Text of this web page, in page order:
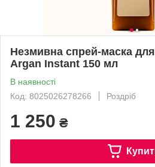
Незмивна спрей-маска
Argan Instant 150 мл
В наявності
Код: 8025026278266
Роздріб
1 250 ₴